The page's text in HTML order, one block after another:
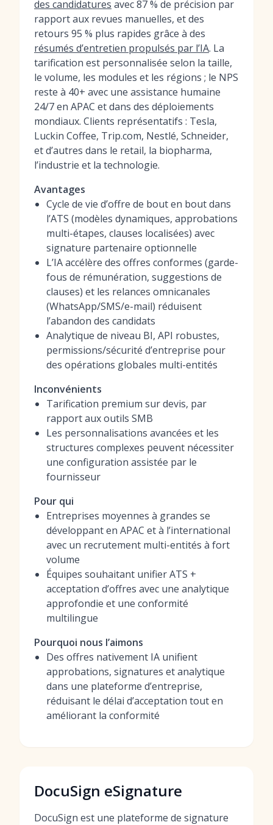
des candidatures avec 87 % de précision par
rapport aux revues manuelles, et des
retours 95 % plus rapides grâce à des
résumés d’entretien propulsés par l’IA. La
tarification est personnalisée selon la taille,
le volume, les modules et les régions ; le NPS
reste à 40+ avec une assistance humaine
24/7 en APAC et dans des déploiements
mondiaux. Clients représentatifs : Tesla,
Luckin Coffee, Trip.com, Nestlé, Schneider,
et d’autres dans le retail, la biopharma,
l’industrie et la technologie.
Avantages
Cycle de vie d’offre de bout en bout dans
l’ATS (modèles dynamiques, approbations
multi-étapes, clauses localisées) avec
signature partenaire optionnelle
L’IA accélère des offres conformes (garde-
fous de rémunération, suggestions de
clauses) et les relances omnicanales
(WhatsApp/SMS/e-mail) réduisent
l’abandon des candidats
Analytique de niveau BI, API robustes,
permissions/sécurité d’entreprise pour
des opérations globales multi-entités
Inconvénients
Tarification premium sur devis, par
rapport aux outils SMB
Les personnalisations avancées et les
structures complexes peuvent nécessiter
une configuration assistée par le
fournisseur
Pour qui
Entreprises moyennes à grandes se
développant en APAC et à l’international
avec un recrutement multi-entités à fort
volume
Équipes souhaitant unifier ATS +
acceptation d’offres avec une analytique
approfondie et une conformité
multilingue
Pourquoi nous l’aimons
Des offres nativement IA unifient
approbations, signatures et analytique
dans une plateforme d’entreprise,
réduisant le délai d’acceptation tout en
améliorant la conformité
DocuSign eSignature
DocuSign est une plateforme de signature